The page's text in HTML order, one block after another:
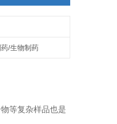
/生物制药
等复杂样品也是